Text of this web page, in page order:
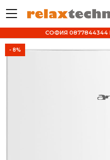
СОФИЯ 0877844344
- 8%